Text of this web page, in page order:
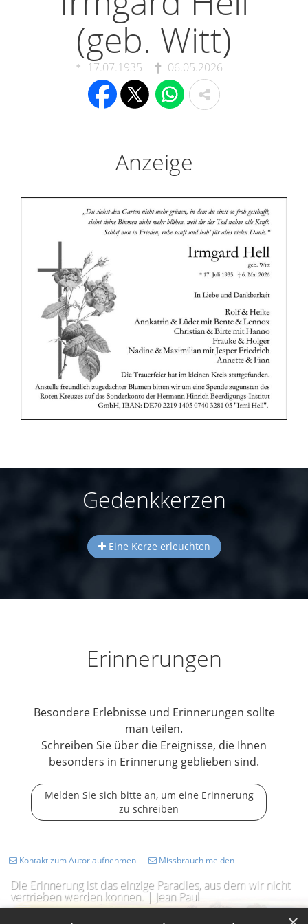
(geb. Witt)
17.07.1935 06.05.2026
Anzeige
Gedenkkerzen
Eine Kerze erleuchten
Erinnerungen
Besondere Erlebnisse und Erinnerungen sollte
man teilen.
Schreiben Sie über die Ereignisse, die Ihnen
besonders in Erinnerung geblieben sind.
Melden Sie sich bitte an, um eine Erinnerung
zu schreiben
Die Erinnerung ist das einzige Paradies, aus dem wir nicht
vertrieben werden können. | Jean Paul
Kontakt zum Autor aufnehmen Missbrauch melden